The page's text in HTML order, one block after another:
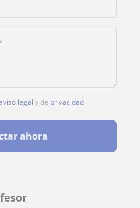
legal y de privacidad
ahora